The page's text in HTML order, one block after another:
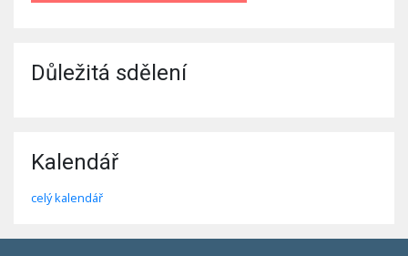
Důležitá sdělení
Kalendář
celý kalendář